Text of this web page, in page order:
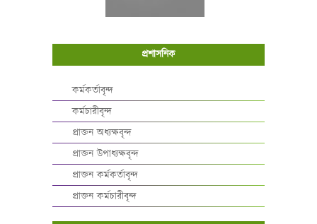
প্রশাসনিক
কর্মকর্তাবৃন্দ
কর্মচারীবৃন্দ
প্রাক্তন অধ্যক্ষবৃন্দ
প্রাক্তন উপাধ্যক্ষবৃন্দ
প্রাক্তন কর্মকর্তাবৃন্দ
প্রাক্তন কর্মচারীবৃন্দ